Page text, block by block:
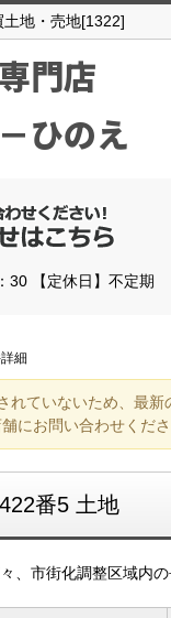
地・売地[1322]
門店
ひのえ
30 【定休日】不定期
細
れていないため、最新
にお問い合わせくださ
番5 土地
、市街化調整区域内